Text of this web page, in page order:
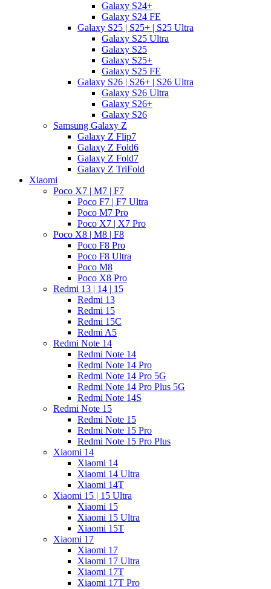
Galaxy S24+
Galaxy S24 FE
Galaxy S25 | S25+ | S25 Ultra
Galaxy S25 Ultra
Galaxy S25
Galaxy S25+
Galaxy S25 FE
Galaxy S26 | S26+ | S26 Ultra
Galaxy S26 Ultra
Galaxy S26+
Galaxy S26
Samsung Galaxy Z
Galaxy Z Flip7
Galaxy Z Fold6
Galaxy Z Fold7
Galaxy Z TriFold
Xiaomi
Poco X7 | M7 | F7
Poco F7 | F7 Ultra
Poco M7 Pro
Poco X7 | X7 Pro
Poco X8 | M8 | F8
Poco F8 Pro
Poco F8 Ultra
Poco M8
Poco X8 Pro
Redmi 13 | 14 | 15
Redmi 13
Redmi 15
Redmi 15C
Redmi A5
Redmi Note 14
Redmi Note 14
Redmi Note 14 Pro
Redmi Note 14 Pro 5G
Redmi Note 14 Pro Plus 5G
Redmi Note 14S
Redmi Note 15
Redmi Note 15
Redmi Note 15 Pro
Redmi Note 15 Pro Plus
Xiaomi 14
Xiaomi 14
Xiaomi 14 Ultra
Xiaomi 14T
Xiaomi 15 | 15 Ultra
Xiaomi 15
Xiaomi 15 Ultra
Xiaomi 15T
Xiaomi 17
Xiaomi 17
Xiaomi 17 Ultra
Xiaomi 17T
Xiaomi 17T Pro